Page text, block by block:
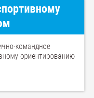
командное
ориентированию